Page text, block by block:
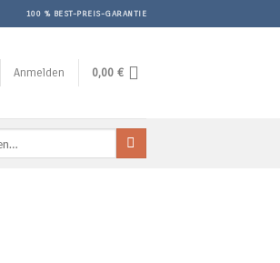
100 % BEST-PREIS-GARANTIE
Anmelden 0,00 €